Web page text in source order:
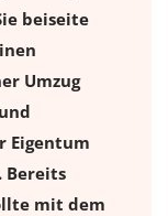
beiseite
Umzug
Eigentum
Bereits
mit dem